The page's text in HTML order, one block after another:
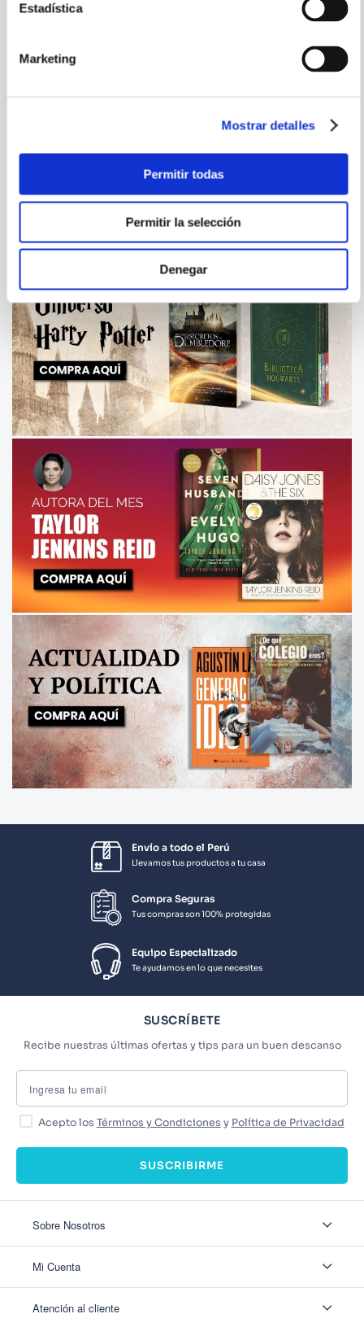
Estadística
Marketing
Mostrar detalles
Permitir todas
Permitir la selección
Denegar
GUIA DEFINITIVA DEL REINO
REPTILES Y ANFIBIOS
Envío a todo el Perú
Llevamos tus productos a tu casa
Compra Seguras
Tus compras son 100% protegidas
Equipo Especializado
Te ayudamos en lo que necesites
SUSCRÍBETE
Recibe nuestras últimas ofertas y tips para un buen descanso
Acepto los Términos y Condiciones y Política de Privacidad
SUSCRIBIRME
Sobre Nosotros
Nuestas tiendas
Mi Cuenta
Ver mis Pedidos
Atención al cliente